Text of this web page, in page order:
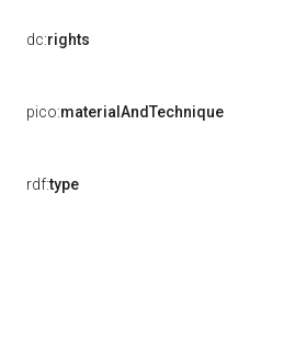
dc:rights
pico:materialAndTechnique
rdf:type